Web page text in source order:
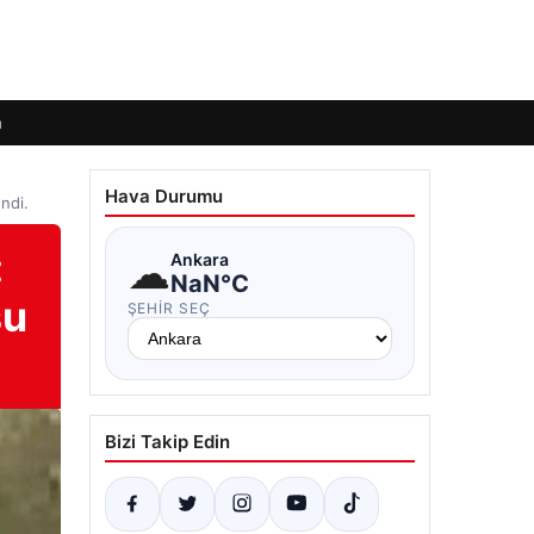
Hava Durumu
☁Ankara
NaN°C
ŞEHIR SEÇ
Bizi Takip Edin